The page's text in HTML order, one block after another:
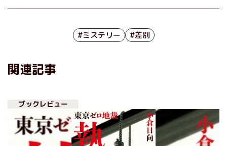
#ミステリー #差別
関連記事
ブックレビュー